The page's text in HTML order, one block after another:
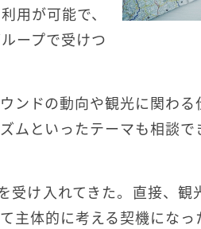
用が可能で、
ープで受けつ
ンドの動向や観光に関わ
ムといったテーマも相談
け入れてきた。直接、観
主体的に考える契機にな